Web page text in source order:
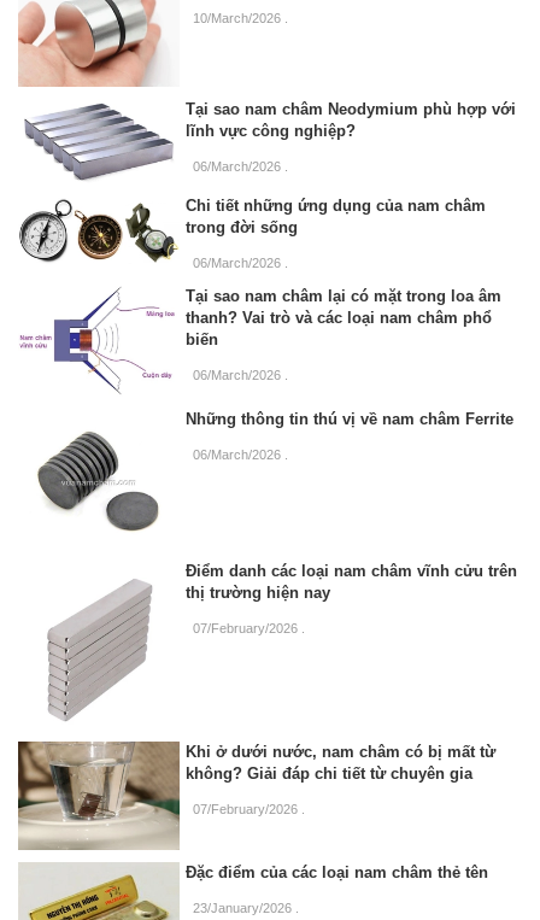
10/March/2026
Tại sao nam châm Neodymium phù hợp với
lĩnh vực công nghiệp?
06/March/2026
Chi tiết những ứng dụng của nam châm
trong đời sống
06/March/2026
Tại sao nam châm lại có mặt trong loa âm
thanh? Vai trò và các loại nam châm phổ
biến
06/March/2026
Những thông tin thú vị về nam châm Ferrite
06/March/2026
Điểm danh các loại nam châm vĩnh cửu trên
thị trường hiện nay
07/February/2026
Khi ở dưới nước, nam châm có bị mất từ
không? Giải đáp chi tiết từ chuyên gia
07/February/2026
Đặc điểm của các loại nam châm thẻ tên
23/January/2026